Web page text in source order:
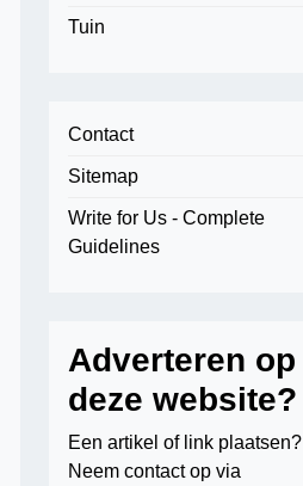
Tuin
Contact
Sitemap
Write for Us - Complete
Guidelines
Adverteren op
deze website?
Een artikel of link plaatsen?
Neem contact op via